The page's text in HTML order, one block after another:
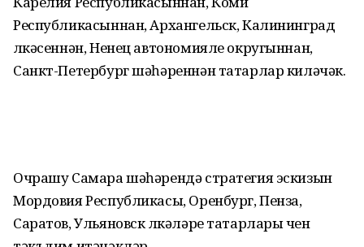
Республикасыннан, Архангельск, Калининград
өлкәсеннән, Ненец автономияле округыннан,
Санкт-Петербург шәһәреннән татарлар киләчәк.
Очрашу Самара шәһәрендә стратегия эскизын
Мордовия Республикасы, Оренбург, Пенза,
Саратов, Ульяновск өлкәләре татарлары өчен